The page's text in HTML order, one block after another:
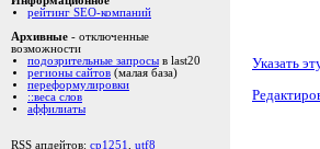
рейтинг SEO-компаний
Архивные - отключенные
возможности
подозрительные запросы в last20
регионы сайтов (малая база)
переформулировки
::веса слов
аффилиаты
RSS апдейтов: cp1251
utf8
Указать